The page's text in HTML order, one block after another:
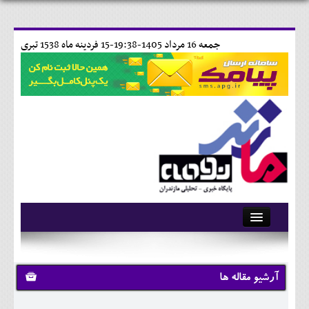
15 فردينه ماه 1538 تبری جمعه 16 مرداد 1405-19:38-
آرشیو
تماس با ما
وبلاگ
آرشیو مقاله ها